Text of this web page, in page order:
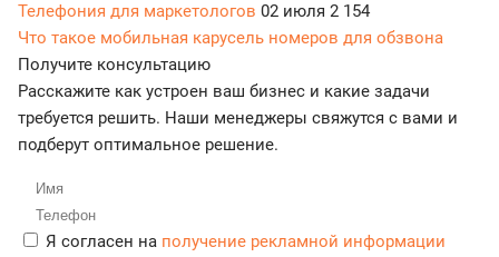
Телефония для маркетологов 02 июля 2 154
Что такое мобильная карусель номеров для обзвона
Получите консультацию
Расскажите как устроен ваш бизнес и какие задачи
требуется решить. Наши менеджеры свяжутся с вами и
подберут оптимальное решение.
Я согласен на получение рекламной информации